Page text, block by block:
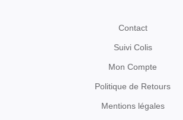
Contact
Suivi Colis
Mon Compte
Politique de Retours
Mentions légales